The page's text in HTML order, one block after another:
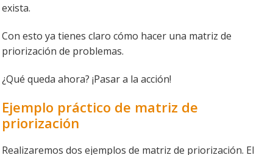
exista.
Con esto ya tienes claro cómo hacer una matriz de
priorización de problemas.
¿Qué queda ahora? ¡Pasar a la acción!
Ejemplo práctico de matriz de
priorización
Realizaremos dos ejemplos de matriz de priorización. El